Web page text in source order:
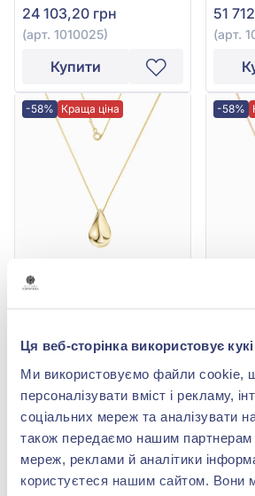
Ця веб-сторінка використовує кукі
Ми використовуємо файли cookie,
персоналізувати вміст і рекламу,
соціальних мереж та аналізувати
також передаємо нашим партнерам
мереж, реклами й аналітики
користуєтеся нашим сайтом. Вони
24 103,20 грн
(арт. 1010025)
Купити
51
(арт.
-58% Краща ціна
Кольє з жовтого золота
15 826,44 грн
(арт. 1020016ж)
Купити
-58%
20
(арт.
-58% Краща ціна -56%